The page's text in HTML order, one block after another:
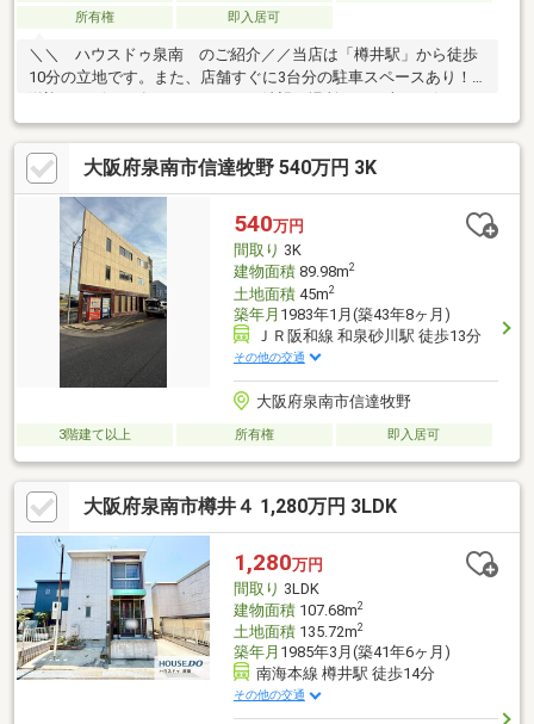
所有権
即入居可
＼＼ ハウスドゥ泉南 のご紹介／／当店は「樽井駅」から徒歩
10分の立地です。また、店舗すぐに3台分の駐車スペースあり！
ます♪【無料不動産購入相談会 実施中！】物件探しだけでなく、
リフォーム、住宅ローン、火災保険等、皆様の気になる疑問にお
答えします！泉南市・阪南市のおうち探しはお任せください！
【お問い合わせについて】「見学予約する」「資料請求する」か
らのお問い合わせは24時間受付中！ネットに掲載していない物件
もご紹介できます！「お電話」「資料請求する」からお気軽にお
問い合わせください！
大阪府泉南市信達牧野 540万円 3K
540万円
間取り 3K
建物面積89.98m2
土地面積45m2
築年月 1983年1月(築43年8ヶ月)
ＪＲ阪和線 和泉砂川駅 徒歩13分
その他の交通
大阪府泉南市信達牧野
3階建て以上 所有権 即入居可
大阪府泉南市樽井４ 1,280万円 3LDK
1,280万円
間取り 3LDK
建物面積107.68m2
土地面積135.72m2
築年月 1985年3月(築41年6ヶ月)
南海本線 樽井駅 徒歩14分
その他の交通